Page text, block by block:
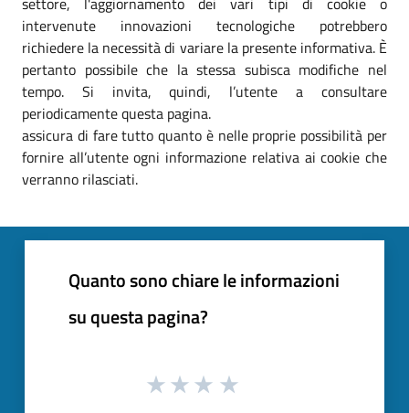
intervenute innovazioni tecnologiche potrebbero
richiedere la necessità di variare la presente informativa. È
pertanto possibile che la stessa subisca modifiche nel
tempo. Si invita, quindi, l’utente a consultare
periodicamente questa pagina.
assicura di fare tutto quanto è nelle proprie possibilità per
fornire all’utente ogni informazione relativa ai cookie che
verranno rilasciati.
Quanto sono chiare le informazioni
su questa pagina?